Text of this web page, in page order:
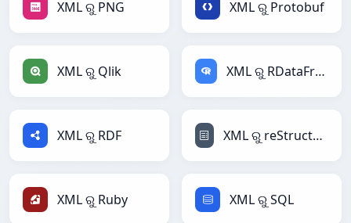
XML ରୁ PNG XML ରୁ Protobuf
XML ରୁ Qlik XML ରୁ RDataFrame
XML ରୁ RDF XML ରୁ reStructuredText
XML ରୁ Ruby XML ରୁ SQL